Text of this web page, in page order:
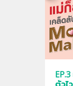
ตัวไ